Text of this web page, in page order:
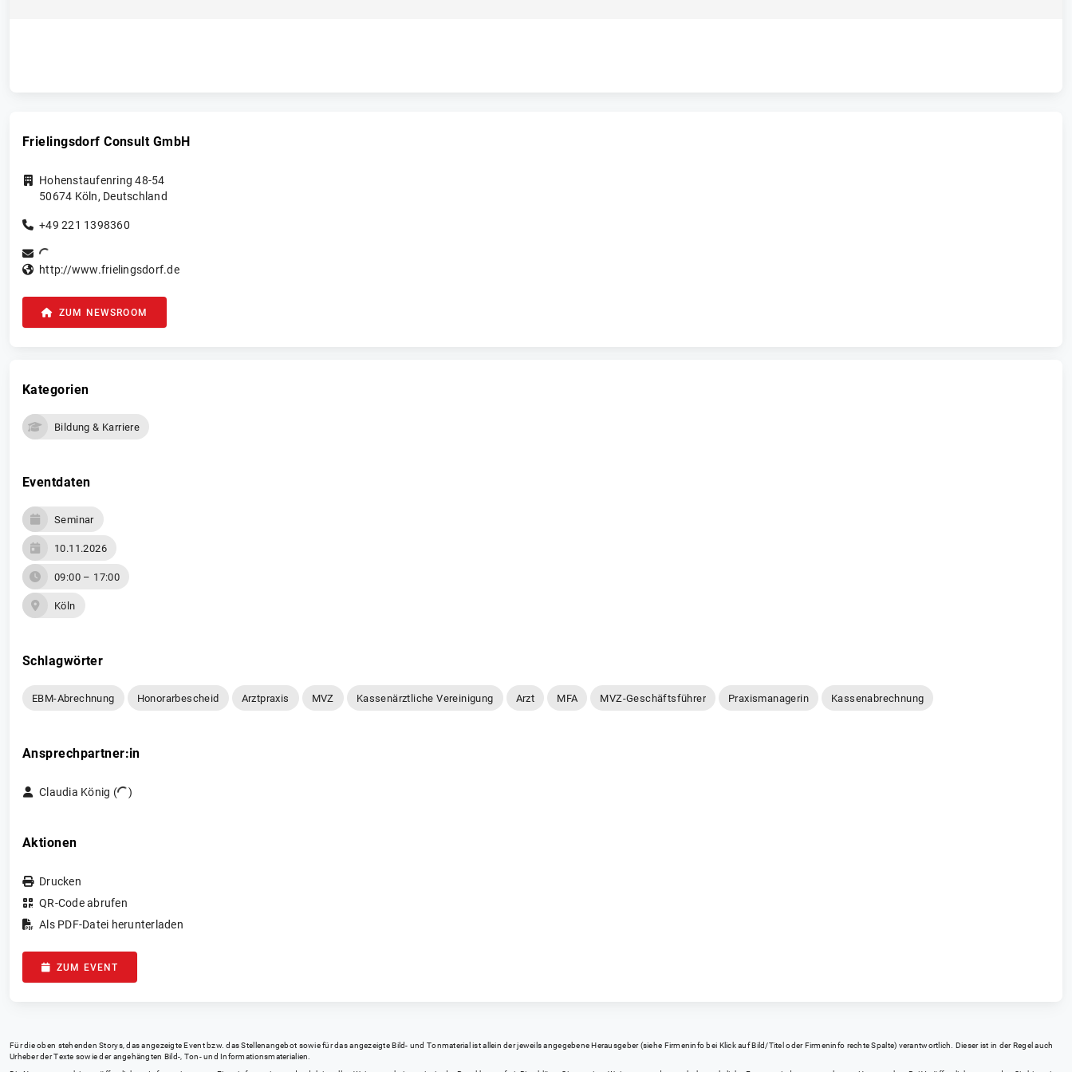
Frielingsdorf Consult GmbH
Hohenstaufenring 48-54
50674 Köln, Deutschland
+49 221 1398360
http://www.frielingsdorf.de
ZUM NEWSROOM
Kategorien
Bildung & Karriere
Eventdaten
Seminar
10.11.2026
09:00 – 17:00
Köln
Schlagwörter
EBM-Abrechnung Honorarbescheid Arztpraxis MVZ Kassenärztliche Vereinigung Arzt MFA MVZ-Geschäftsführer Praxismanagerin Kassenabrechnung
Ansprechpartner:in
Claudia König ( )
Aktionen
Drucken
QR-Code abrufen
Als PDF-Datei herunterladen
ZUM EVENT
Für die oben stehenden Storys, das angezeigte Event bzw. das Stellenangebot sowie für das angezeigte Bild- und Tonmaterial ist allein der jeweils angegebene Herausgeber (siehe Firmeninfo bei Klick auf Bild/Titel oder Firmeninfo rechte Spalte) verantwortlich. Dieser ist in der Regel auch
Urheber der Texte sowie der angehängten Bild-, Ton- und Informationsmaterialien.